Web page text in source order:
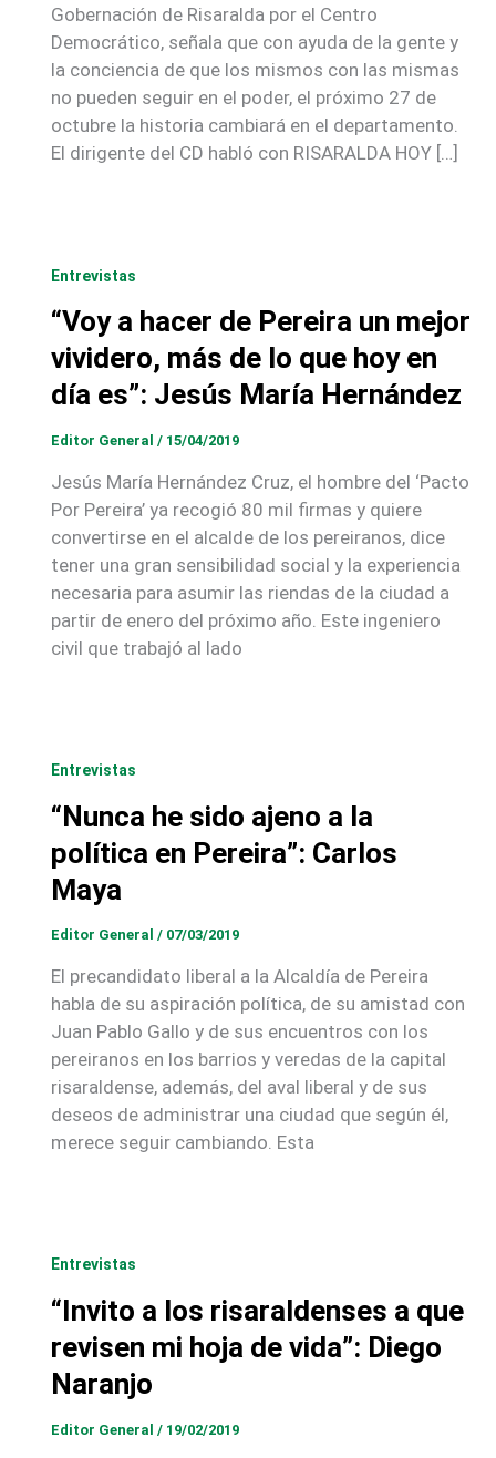
Gobernación de Risaralda por el Centro
Democrático, señala que con ayuda de la gente y
la conciencia de que los mismos con las mismas
no pueden seguir en el poder, el próximo 27 de
octubre la historia cambiará en el departamento.
El dirigente del CD habló con RISARALDA HOY […]
Entrevistas
“Voy a hacer de Pereira un mejor
vividero, más de lo que hoy en
día es”: Jesús María Hernández
Editor General / 15/04/2019
Jesús María Hernández Cruz, el hombre del ‘Pacto
Por Pereira’ ya recogió 80 mil firmas y quiere
convertirse en el alcalde de los pereiranos, dice
tener una gran sensibilidad social y la experiencia
necesaria para asumir las riendas de la ciudad a
partir de enero del próximo año. Este ingeniero
civil que trabajó al lado
Entrevistas
“Nunca he sido ajeno a la
política en Pereira”: Carlos
Maya
Editor General / 07/03/2019
El precandidato liberal a la Alcaldía de Pereira
habla de su aspiración política, de su amistad con
Juan Pablo Gallo y de sus encuentros con los
pereiranos en los barrios y veredas de la capital
risaraldense, además, del aval liberal y de sus
deseos de administrar una ciudad que según él,
merece seguir cambiando. Esta
Entrevistas
“Invito a los risaraldenses a que
revisen mi hoja de vida”: Diego
Naranjo
Editor General / 19/02/2019